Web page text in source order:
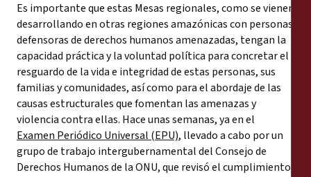
Es importante que estas Mesas regionales, como se vienen
desarrollando en otras regiones amazónicas con personas
defensoras de derechos humanos amenazadas, tengan la
capacidad práctica y la voluntad política para concretar el
resguardo de la vida e integridad de estas personas, sus
familias y comunidades, así como para el abordaje de las
causas estructurales que fomentan las amenazas y
violencia contra ellas. Hace unas semanas, ya en el
Examen Periódico Universal (EPU), llevado a cabo por un
grupo de trabajo intergubernamental del Consejo de
Derechos Humanos de la ONU, que revisó el cumplimiento